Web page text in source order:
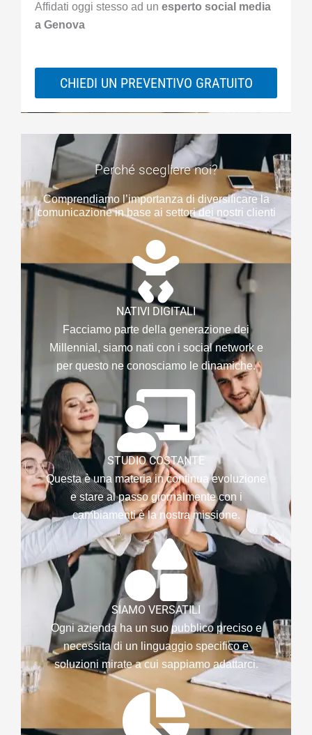
Affidati oggi stesso ad un esperto social media
a Genova
CHIEDI UN PREVENTIVO GRATUITO
Perché scegliere noi?
Comprendiamo l’importanza di diversificare la
comunicazione in base ai settori dei nostri clienti
NATIVI DIGITALI
Facciamo parte della generazione dei
Millennial, siamo nati con i social network e
per questo ne conosciamo le dinamiche.
STUDIO COSTANTE
Questa è una materia in continua evoluzione
e stare al passo giornalmente con i
cambiamenti è la nostra missione.
SIAMO VERSATILI
Ogni azienda ha un suo pubblico preciso e
necessita di un linguaggio specifico e
soluzioni mirate a cui sappiamo adattarci.